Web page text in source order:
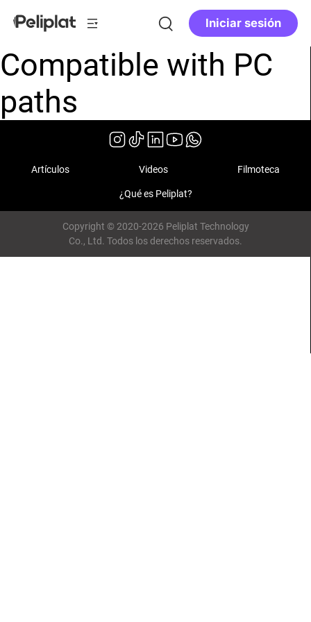
Iniciar sesión
Compatible with PC
paths
Artículos Videos Filmoteca
¿Qué es Peliplat?
Copyright © 2020-2026 Peliplat Technology
Co., Ltd. Todos los derechos reservados.